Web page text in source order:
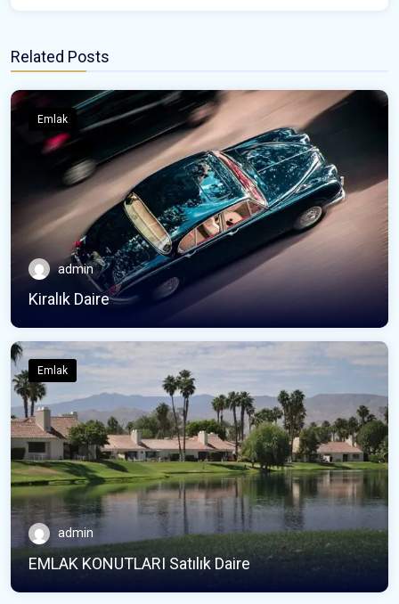
Related Posts
Emlak
admin
Kiralık Daire
Emlak
admin
EMLAK KONUTLARI Satılık Daire